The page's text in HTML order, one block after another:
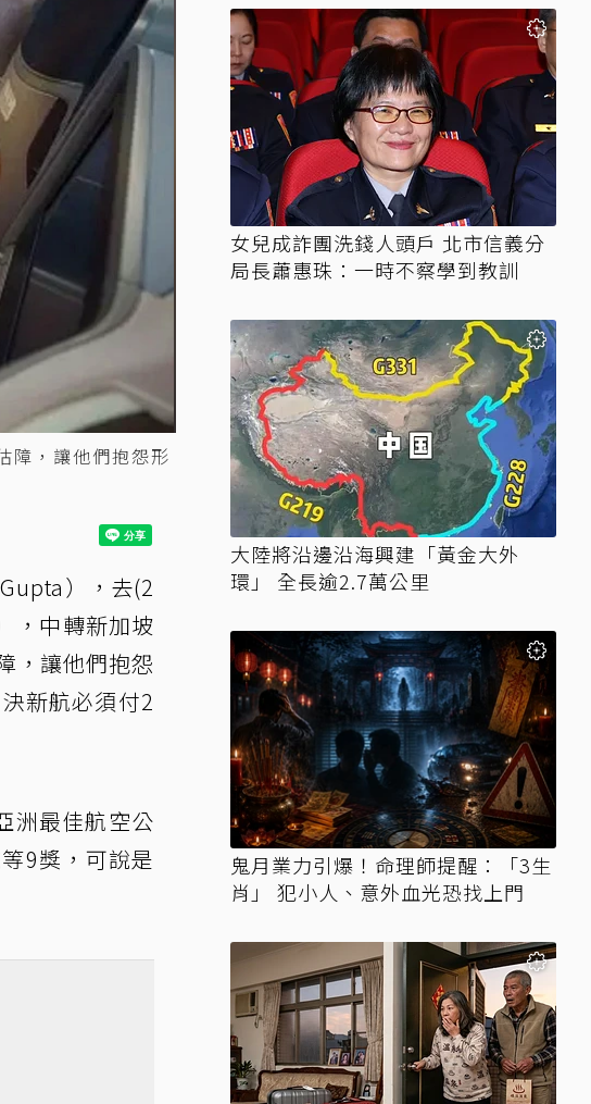
障，讓他們抱怨形
），去(2
，中轉新加坡
，讓他們抱怨
新航必須付2
洲最佳航空公
9獎，可說是
女兒成詐團洗錢人頭戶 北市信義分
局長蕭惠珠：一時不察學到教訓
大陸將沿邊沿海興建「黃金大外
環」 全長逾2.7萬公里
鬼月業力引爆！命理師提醒：「3生
肖」 犯小人、意外血光恐找上門